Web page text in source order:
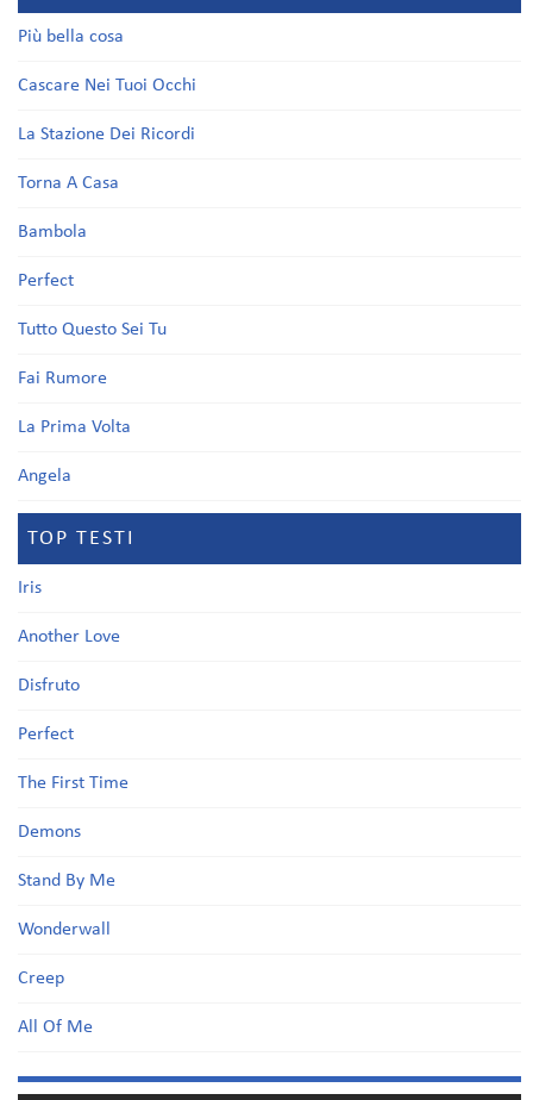
Più bella cosa
Cascare Nei Tuoi Occhi
La Stazione Dei Ricordi
Torna A Casa
Bambola
Perfect
Tutto Questo Sei Tu
Fai Rumore
La Prima Volta
Angela
TOP TESTI
Iris
Another Love
Disfruto
Perfect
The First Time
Demons
Stand By Me
Wonderwall
Creep
All Of Me